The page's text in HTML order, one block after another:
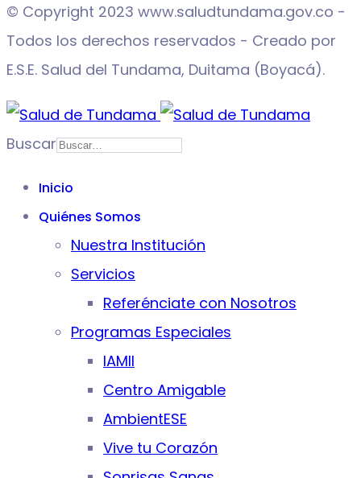
© Copyright 2023 www.saludtundama.gov.co -
Todos los derechos reservados - Creado por
E.S.E. Salud del Tundama, Duitama (Boyacá).
Buscar
Inicio
Quiénes Somos
Nuestra Institución
Servicios
Referénciate con Nosotros
Programas Especiales
IAMII
Centro Amigable
AmbientESE
Vive tu Corazón